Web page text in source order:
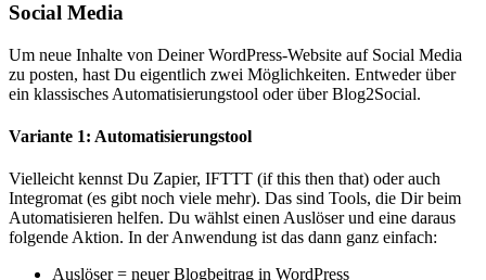
Social Media
Um neue Inhalte von Deiner WordPress-Website auf Social Media
zu posten, hast Du eigentlich zwei Möglichkeiten. Entweder über
ein klassisches Automatisierungstool oder über Blog2Social.
Variante 1: Automatisierungstool
Vielleicht kennst Du Zapier, IFTTT (if this then that) oder auch
Integromat (es gibt noch viele mehr). Das sind Tools, die Dir beim
Automatisieren helfen. Du wählst einen Auslöser und eine daraus
folgende Aktion. In der Anwendung ist das dann ganz einfach:
Auslöser = neuer Blogbeitrag in WordPress